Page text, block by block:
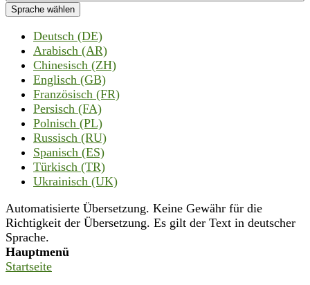
Sprache wählen
Deutsch (DE)
Arabisch (AR)
Chinesisch (ZH)
Englisch (GB)
Französisch (FR)
Persisch (FA)
Polnisch (PL)
Russisch (RU)
Spanisch (ES)
Türkisch (TR)
Ukrainisch (UK)
Automatisierte Übersetzung. Keine Gewähr für die
Richtigkeit der Übersetzung. Es gilt der Text in deutscher
Sprache.
Hauptmenü
Startseite